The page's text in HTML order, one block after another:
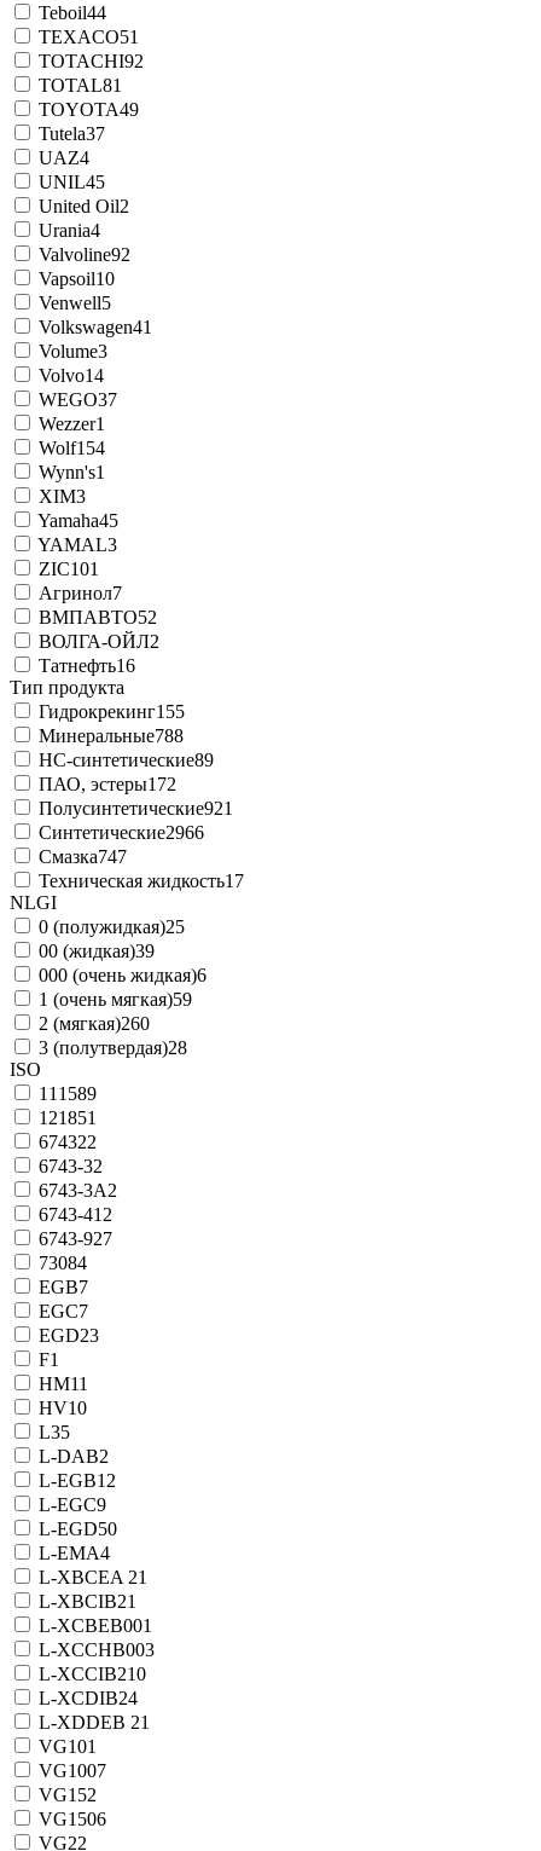
Teboil44
TEXACO51
TOTACHI92
TOTAL81
TOYOTA49
Tutela37
UAZ4
UNIL45
United Oil2
Urania4
Valvoline92
Vapsoil10
Venwell5
Volkswagen41
Volume3
Volvo14
WEGO37
Wezzer1
Wolf154
Wynn's1
XIM3
Yamaha45
YAMAL3
ZIC101
Агринол7
ВМПАВТО52
ВОЛГА-ОЙЛ2
Татнефть16
Тип продукта
Гидрокрекинг155
Минеральные788
НС-синтетические89
ПАО, эстеры172
Полусинтетические921
Синтетические2966
Смазка747
Техническая жидкость17
NLGI
0 (полужидкая)25
00 (жидкая)39
000 (очень жидкая)6
1 (очень мягкая)59
2 (мягкая)260
3 (полутвердая)28
ISO
111589
121851
674322
6743-32
6743-3A2
6743-412
6743-927
73084
EGB7
EGC7
EGD23
F1
HM11
HV10
L35
L-DAB2
L-EGB12
L-EGC9
L-EGD50
L-EMA4
L-XBCEA 21
L-XBCIB21
L-XCBEB001
L-XCCHB003
L-XCCIB210
L-XCDIB24
L-XDDEB 21
VG101
VG1007
VG152
VG1506
VG22